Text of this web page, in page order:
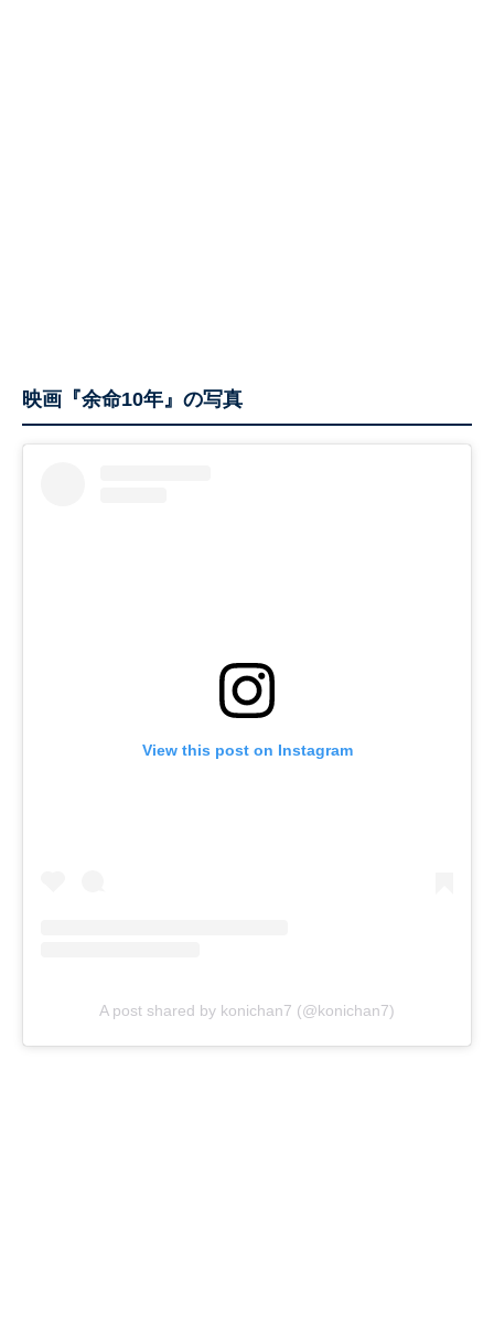
映画『余命10年』の写真
View this post on Instagram
A post shared by konichan7 (@konichan7)